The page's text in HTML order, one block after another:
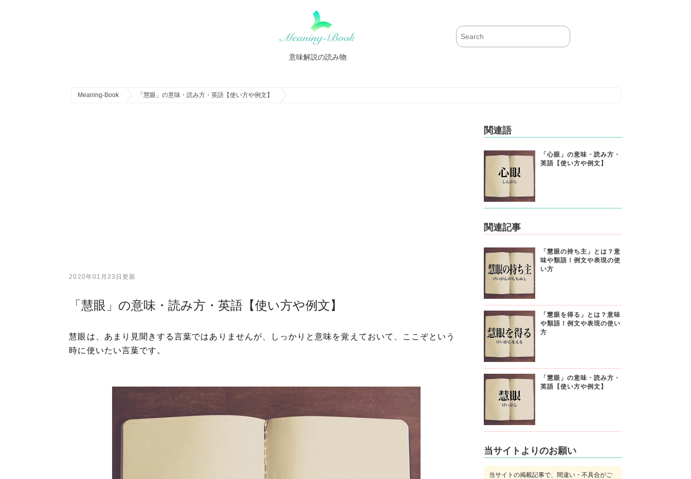
意味解説の読み物
Meaning-Book 「慧眼」の意味・読み方・英語【使い方や例文】
2020年01月23日更新
「慧眼」の意味・読み方・英語【使い方や例文】
慧眼は、あまり見聞きする言葉ではありませんが、しっかりと意味を覚えておいて、ここぞという
時に使いたい言葉です。
関連語
「心眼」の意味・読み方・
英語【使い方や例文】
関連記事
「慧眼の持ち主」とは？意
味や類語！例文や表現の使
い方
「慧眼を得る」とは？意味
や類語！例文や表現の使い
方
「慧眼」の意味・読み方・
英語【使い方や例文】
当サイトよりのお願い
当サイトの掲載記事で、間違い・不具合がご